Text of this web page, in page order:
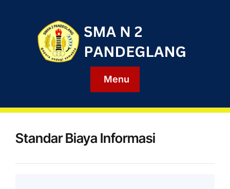
Menu
Standar Biaya Informasi